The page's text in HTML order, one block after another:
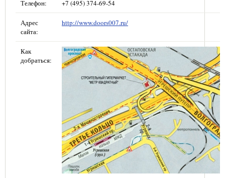
Телефон: +7 (495) 374-69-54
Адрес
сайта:
http://www.doors007.ru/
Как
добраться: